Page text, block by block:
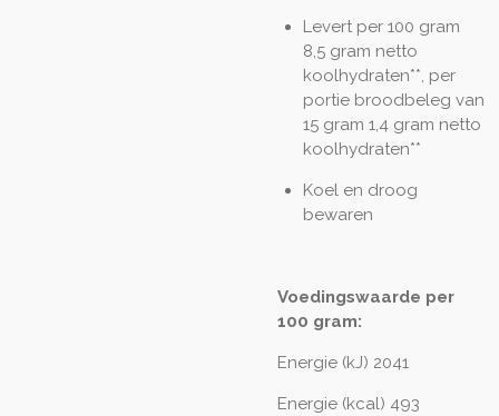
Levert per 100 gram
8,5 gram netto
koolhydraten**, per
portie broodbeleg van
15 gram 1,4 gram netto
koolhydraten**
Koel en droog
bewaren
Voedingswaarde per
100 gram:
Energie (kJ) 2041
Energie (kcal) 493